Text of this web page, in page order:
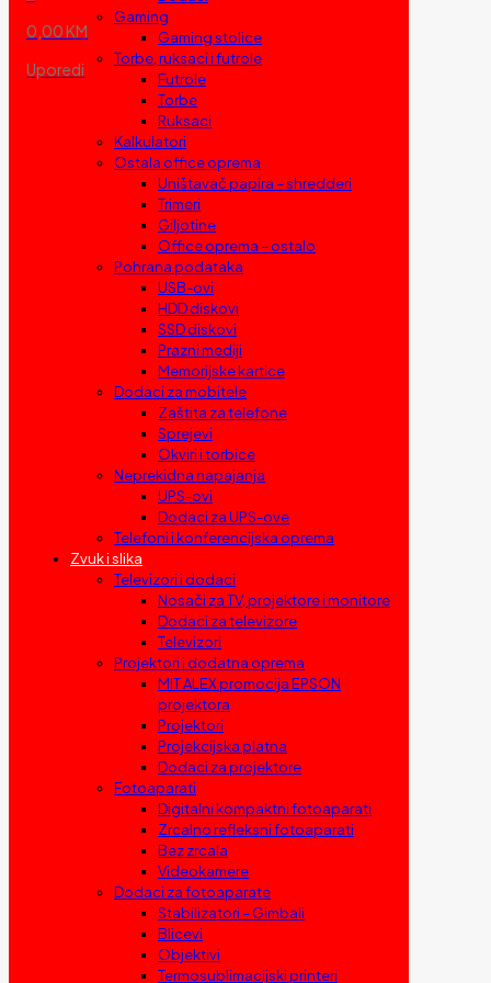
0,00 KM
Uporedi
Gaming
Gaming stolice
Torbe, ruksaci i futrole
Futrole
Torbe
Ruksaci
Kalkulatori
Ostala office oprema
Uništavač papira – shredderi
Trimeri
Giljotine
Office oprema – ostalo
Pohrana podataka
USB-ovi
HDD diskovi
SSD diskovi
Prazni mediji
Memorijske kartice
Dodaci za mobitele
Zaštita za telefone
Sprejevi
Okviri i torbice
Neprekidna napajanja
UPS-ovi
Dodaci za UPS-ove
Telefoni i konferencijska oprema
Zvuk i slika
Televizori i dodaci
Nosači za TV, projektore i monitore
Dodaci za televizore
Televizori
Projektori i dodatna oprema
MIT ALEX promocija EPSON
projektora
Projektori
Projekcijska platna
Dodaci za projektore
Fotoaparati
Digitalni kompaktni fotoaparati
Zrcalno refleksni fotoaparati
Bez zrcala
Videokamere
Dodaci za fotoaparate
Stabilizatori – Gimbali
Blicevi
Objektivi
Termosublimacijski printeri